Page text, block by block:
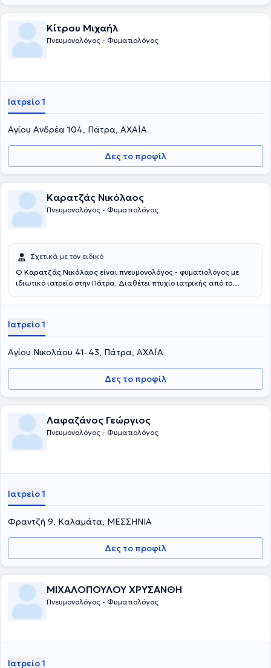
Κίτρου Μιχαήλ
Πνευμονολόγος - Φυματιολόγος
Ιατρείο 1
Αγίου Ανδρέα 104, Πάτρα, ΑΧΑΪΑ
Δες το προφίλ
Καρατζάς Νικόλαος
Πνευμονολόγος - Φυματιολόγος
Σχετικά με τον ειδικό
Ο Καρατζάς Νικόλαος είναι πνευμονολόγος - φυματιολόγος με
ιδιωτικό ιατρείο στην Πάτρα. Διαθέτει πτυχίο ιατρικής από το
Υγείας από το Ελληνικό Ανοικτό Πανεπιστήμιο. Ο γιατρός έχει
συλλόγων του κλάδου του. Επίσης, συμμετέχει στην οργανωτική και
επιστημονική επιτροπή σε αρκετά συνέδρια και ημερίδες στην
Ελλάδα και παρακολουθεί τα σπουδαιότερα συνέδρια που
διεξάγονται στην Ελλάδα και στο εξωτερικό. Στο ιδιωτικό του
ιατρείο, αντιμετωπίζει παθήσεις πάνω σε όλο το φάσμα της
πνευμονολογίας και παρέχει εξειδικευμένες υπηρεσίες, όπως
οξυμετρία και μέτρηση λειτουργίας αναπνευστικών μυών.
Ιατρείο 1
Αγίου Νικολάου 41-43, Πάτρα, ΑΧΑΪΑ
Δες το προφίλ
Λαφαζάνος Γεώργιος
Πνευμονολόγος - Φυματιολόγος
Ιατρείο 1
Φραντζή 9, Καλαμάτα, ΜΕΣΣΗΝΙΑ
Δες το προφίλ
ΜΙΧΑΛΟΠΟΥΛΟΥ ΧΡΥΣΑΝΘΗ
Πνευμονολόγος - Φυματιολόγος
Ιατρείο 1